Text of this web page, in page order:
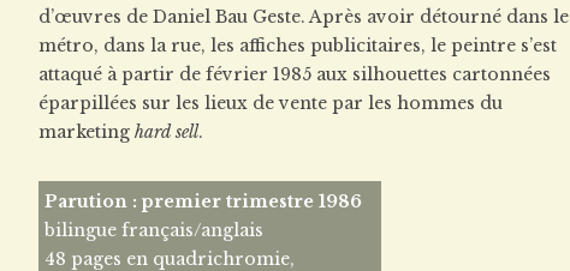
d’œuvres de Daniel Bau Geste. Après avoir détourné dans le
métro, dans la rue, les affiches publicitaires, le peintre s’est
attaqué à partir de février 1985 aux silhouettes cartonnées
éparpillées sur les lieux de vente par les hommes du
marketing hard sell.
Parution : premier trimestre 1986
bilingue français/anglais
48 pages en quadrichromie,